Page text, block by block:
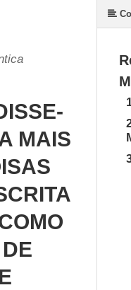
MAIS